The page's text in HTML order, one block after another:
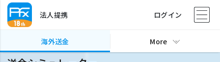
法人提携 ログイン
海外送金 More